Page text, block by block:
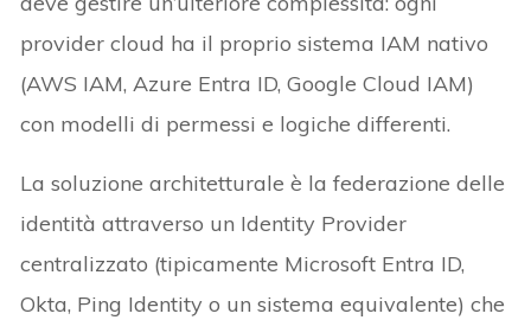
provider cloud ha il proprio sistema IAM nativo
(AWS IAM, Azure Entra ID, Google Cloud IAM)
con modelli di permessi e logiche differenti.
La soluzione architetturale è la federazione delle
identità attraverso un Identity Provider
centralizzato (tipicamente Microsoft Entra ID,
Okta, Ping Identity o un sistema equivalente) che